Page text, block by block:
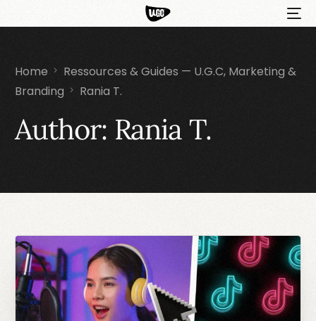
Home
Ressources & Guides — U.G.C, Marketing &
Branding
Rania T.
Author: Rania T.
HOT